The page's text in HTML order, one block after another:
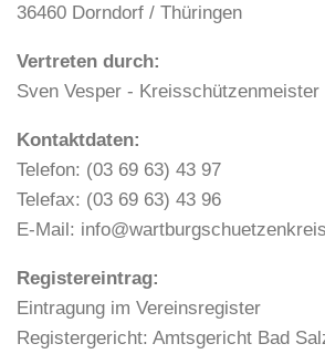
36460 Dorndorf / Thüringen
Vertreten durch:
Sven Vesper - Kreisschützenmeister
Kontaktdaten:
Telefon: (03 69 63) 43 97
Telefax: (03 69 63) 43 96
E-Mail:
Registereintrag:
Eintragung im Vereinsregister
Registergericht: Amtsgericht Bad